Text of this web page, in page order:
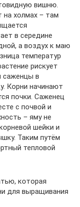
вишню.
холмах – там
в середине
а воздух к маю
температур
рискует
саженцы в
Корни начинают
почки. Саженец
с почвой и
– яму не
шейки и
Таким путём
тепловой
которая
для выращивания